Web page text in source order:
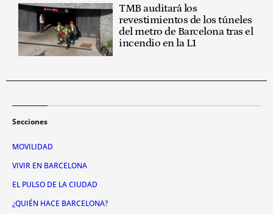
TMB auditará los
revestimientos de los túneles
del metro de Barcelona tras el
incendio en la L1
Secciones
MOVILIDAD
VIVIR EN BARCELONA
EL PULSO DE LA CIUDAD
¿QUIÉN HACE BARCELONA?